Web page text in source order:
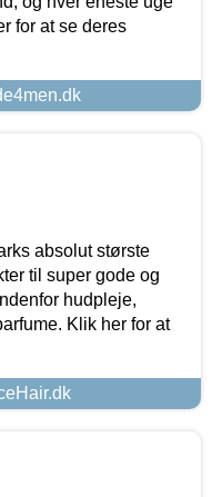
for at se deres
absolut største
til super gode og
hudpleje,
Klik her for at